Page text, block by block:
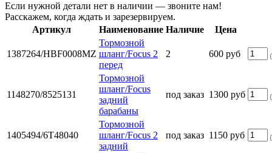
Если нужной детали нет в наличии — звоните нам!
Расскажем, когда ждать и зарезервируем.
Артикул
Наименование Наличие Цена
1387264/HBF0008MZ
Тормозной
шланг/Focus 2
перед
2 600 руб
1148270/8525131
Тормозной
шланг/Focus
задний
барабаны
под заказ 1300 руб
1405494/6T48040
Тормозной
шланг/Focus 2
задний
под заказ 1150 руб